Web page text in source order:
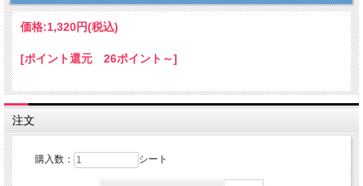
価格:1,320円(税込)
[ポイント還元 26ポイント～]
注文
購入数： シート